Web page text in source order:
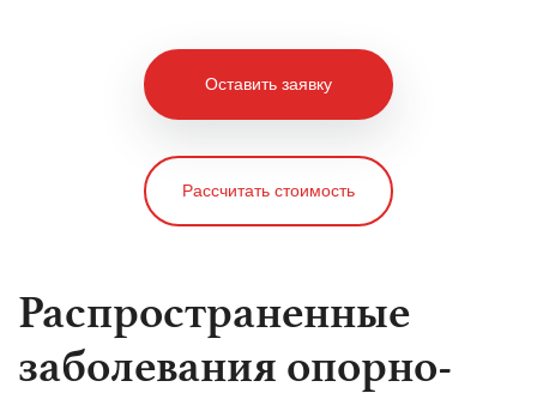
Оставить заявку
Рассчитать стоимость
Распространенные
заболевания опорно-